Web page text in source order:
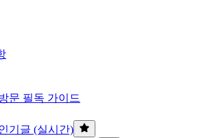
문 필독 가이드
기글 (실시간)